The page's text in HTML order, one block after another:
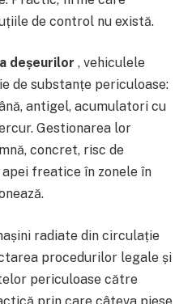
de control nu există.
deșeurilor , vehiculele
de substanțe periculoase:
antigel, acumulatori cu
Gestionarea lor
concret, risc de
freatice în zonele în
radiate din circulație
procedurilor legale și
periculoase către